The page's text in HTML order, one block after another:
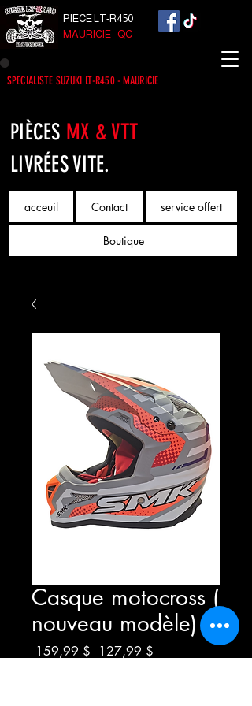
acceuil Contact service offert
Boutique
PIECE LT-R450
MAURICIE - QC
SPECIALISTE SUZUKI LT-R450 - MAURICIE
PIÈCES MX & VTT
LIVRÉES VITE.
Casque motocross (
nouveau modèle)
159,99 $ Prix
127,99 $